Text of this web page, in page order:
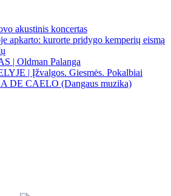
akustinis koncertas
apkarto: kurorte pridygo kemperių eismą
| Oldman Palanga
| Įžvalgos. Giesmės. Pokalbiai
DE CAELO (Dangaus muzika)